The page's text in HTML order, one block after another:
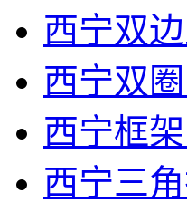
西宁双
西宁双
西宁框
西宁三